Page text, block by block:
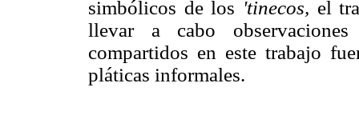
simbólicos de los 'tinecos, el
llevar a cabo
compartidos en este trabajo
pláticas informales.